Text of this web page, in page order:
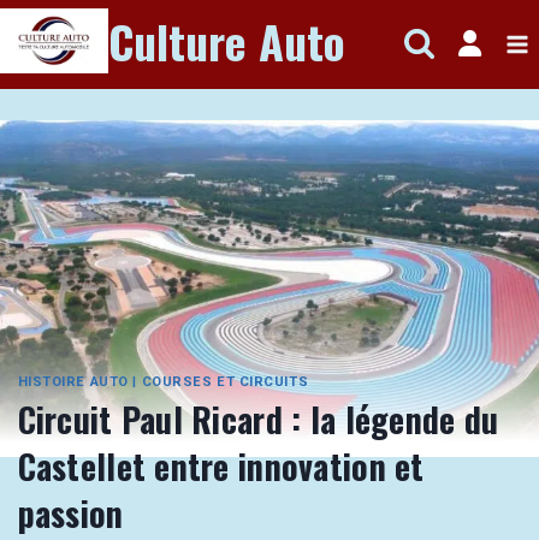
Aller
au
contenu
Culture Auto
HISTOIRE AUTO | COURSES ET CIRCUITS
Circuit Paul Ricard : la légende du
Castellet entre innovation et
passion